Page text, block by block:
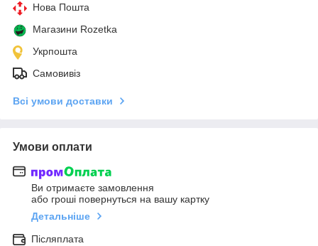
Нова Пошта
Магазини Rozetka
Укрпошта
Самовивіз
Всі умови доставки
Умови оплати
Ви отримаєте замовлення
або гроші повернуться на вашу картку
Детальніше
Післяплата